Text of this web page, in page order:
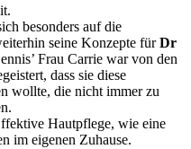
besonders auf die
seine Konzepte fürDr
Frau Carrie war von den
dass sie diese
wollte, die nicht immer zu
Hautpflege, wie eine
im eigenen Zuhause.